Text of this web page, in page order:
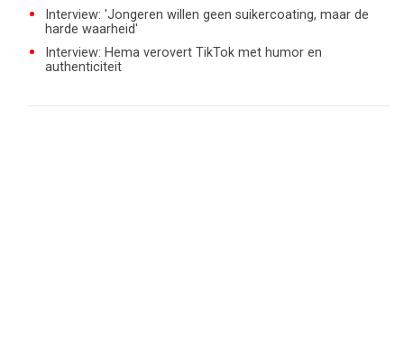
Interview: 'Jongeren willen geen suikercoating, maar de
harde waarheid'
Interview: Hema verovert TikTok met humor en
authenticiteit